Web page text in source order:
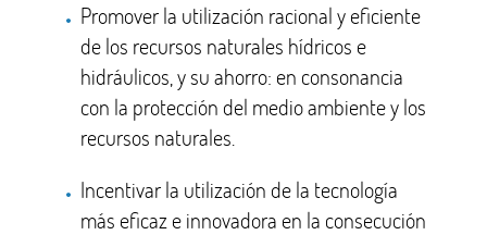
Promover la utilización racional y eficiente
de los recursos naturales hídricos e
hidráulicos, y su ahorro: en consonancia
con la protección del medio ambiente y los
recursos naturales.
Incentivar la utilización de la tecnología
más eficaz e innovadora en la consecución